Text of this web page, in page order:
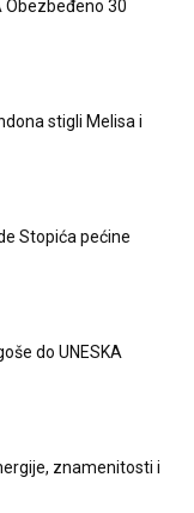
Obezbeđeno 30
stigli Melisa i
Stopića pećine
do UNESKA
znamenitosti i